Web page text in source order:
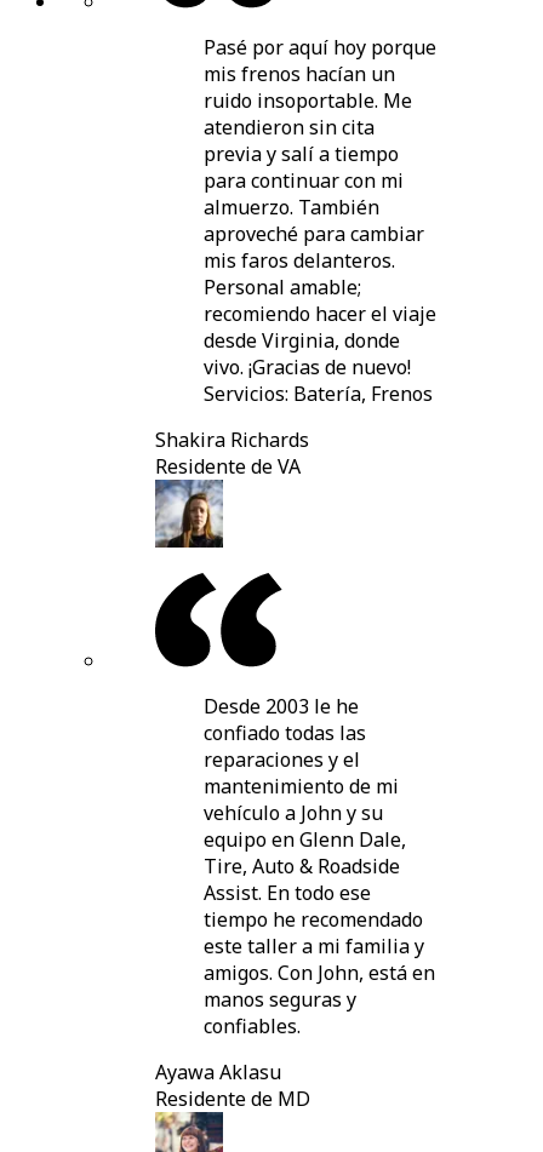
Pasé por aquí hoy porque
mis frenos hacían un
ruido insoportable. Me
atendieron sin cita
previa y salí a tiempo
para continuar con mi
almuerzo. También
aproveché para cambiar
mis faros delanteros.
Personal amable;
recomiendo hacer el viaje
desde Virginia, donde
vivo. ¡Gracias de nuevo!
Servicios: Batería, Frenos
Shakira Richards
Residente de VA
Desde 2003 le he
confiado todas las
reparaciones y el
mantenimiento de mi
vehículo a John y su
equipo en Glenn Dale,
Tire, Auto & Roadside
Assist. En todo ese
tiempo he recomendado
este taller a mi familia y
amigos. Con John, está en
manos seguras y
confiables.
Ayawa Aklasu
Residente de MD